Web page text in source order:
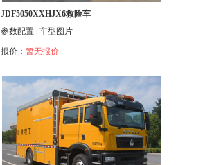
JDF5050XXHJX6救险车
参数配置 车型图片
报价： 暂无报价